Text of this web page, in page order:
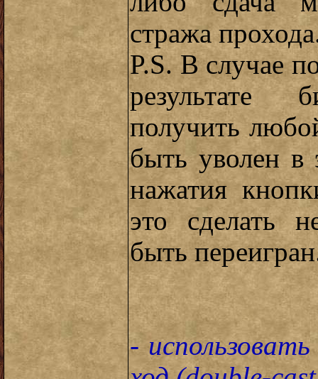
стража
P.S. В случае
результате
получить
быть уволен в
нажатия
это сделать
быть
-